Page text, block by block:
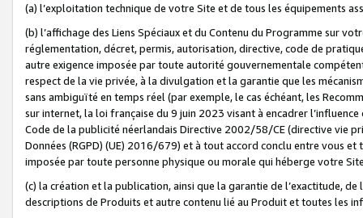
(a) l’exploitation technique de votre Site et de tous les équipements
(b) l’affichage des Liens Spéciaux et du Contenu du Programme sur
réglementation, décret, permis, autorisation, directive, code de
autre exigence imposée par toute autorité gouvernementale
respect de la vie privée, à la divulgation et la garantie que les
sans ambiguïté en temps réel (par exemple, le cas échéant, les
sur internet, la loi française du 9 juin 2023 visant à encadrer
Code de la publicité néerlandais Directive 2002/58/CE (directive vie
Données (RGPD) (UE) 2016/679) et à tout accord conclu entre vous
imposée par toute personne physique ou morale qui héberge votre
(c) la création et la publication, ainsi que la garantie de l’exactitude,
descriptions de Produits et autre contenu lié au Produit et toutes les